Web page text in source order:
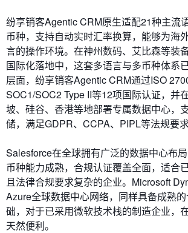
纷享销客Agentic CRM原生适配21种主流
币种，支持自动实时汇率换算，能够为海
言的操作环境。在神州数码、艾比森等装
国际化落地中，这套多语言与多币种体系
层面，纷享销客Agentic CRM通过ISO
SOC1/SOC2 Type II等12项国际认证，并
坡、硅谷、香港等地部署专属数据中心，
储，满足GDPR、CCPA、PIPL等法规要求
Salesforce在全球拥有广泛的数据中心布
币种能力成熟，合规认证覆盖全面，适合
且法律合规要求复杂的企业。Microsoft
Azure全球数据中心网络，同样具备成熟
础，对于已采用微软技术栈的制造企业，
天然便利。